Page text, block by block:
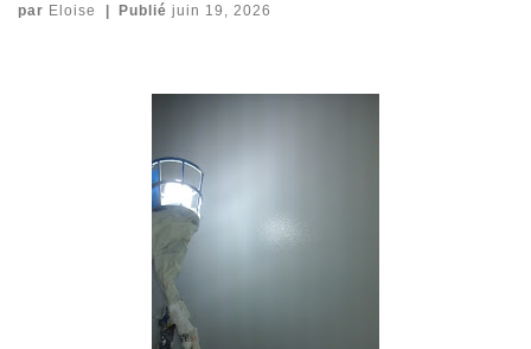
par Eloise | Publiéjuin 19, 2026